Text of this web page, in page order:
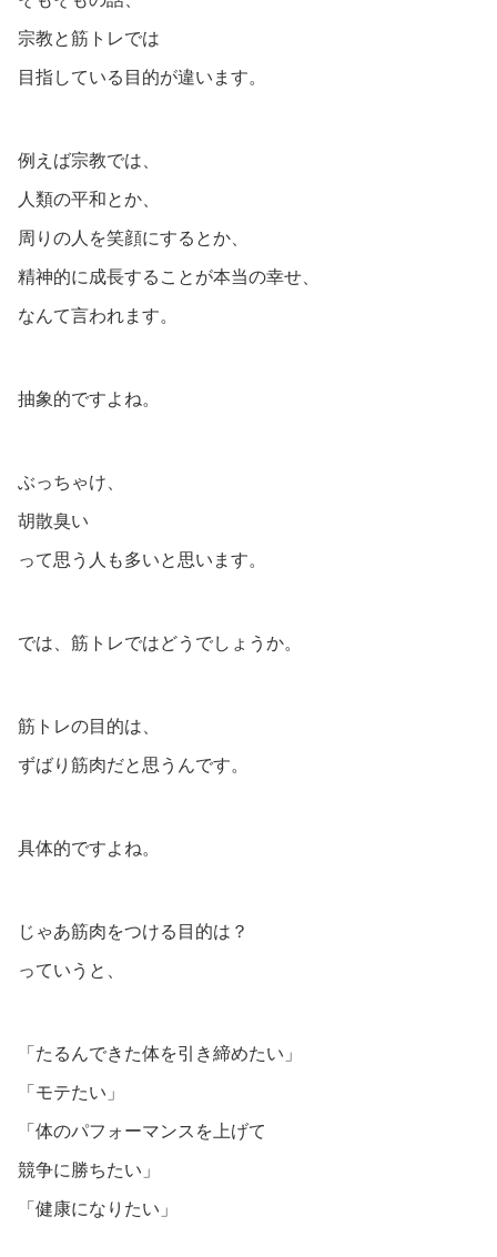
宗教と筋トレでは
目指している目的が違います。
例えば宗教では、
人類の平和とか、
周りの人を笑顔にするとか、
精神的に成長することが本当の幸せ、
なんて言われます。
抽象的ですよね。
ぶっちゃけ、
胡散臭い
って思う人も多いと思います。
では、筋トレではどうでしょうか。
筋トレの目的は、
ずばり筋肉だと思うんです。
具体的ですよね。
じゃあ筋肉をつける目的は？
っていうと、
「たるんできた体を引き締めたい」
「モテたい」
「体のパフォーマンスを上げて
競争に勝ちたい」
「健康になりたい」